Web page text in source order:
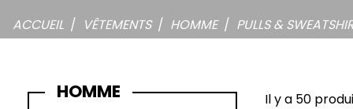
ACCUEIL VÊTEMENTS HOMME PULLS &
HOMME Il y a 50